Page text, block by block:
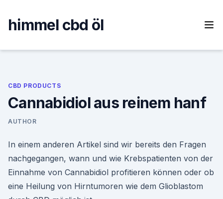
content
himmel cbd öl
CBD PRODUCTS
Cannabidiol aus reinem hanf
AUTHOR
In einem anderen Artikel sind wir bereits den Fragen
nachgegangen, wann und wie Krebspatienten von der
Einnahme von Cannabidiol profitieren können oder ob
eine Heilung von Hirntumoren wie dem Glioblastom